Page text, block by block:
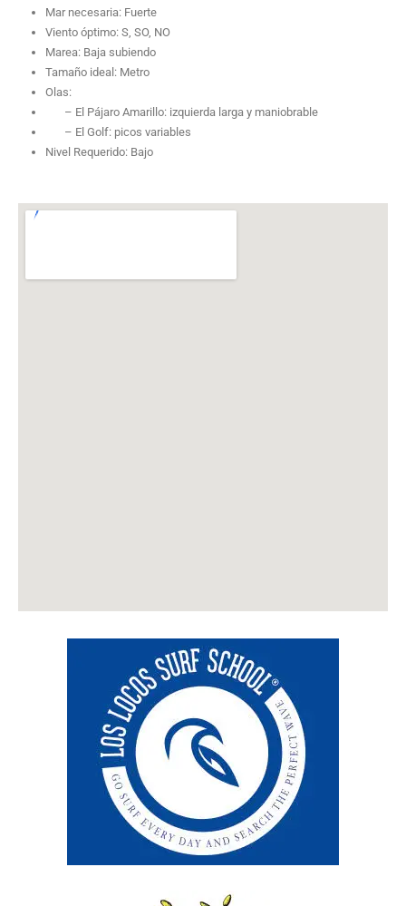
Mar necesaria: Fuerte
Viento óptimo: S, SO, NO
Marea: Baja subiendo
Tamaño ideal: Metro
Olas:
– El Pájaro Amarillo: izquierda larga y maniobrable
– El Golf: picos variables
Nivel Requerido: Bajo